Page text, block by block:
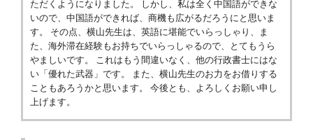
ただくようになりました。 しかし、私は全く中国語ができな
いので、中国語ができれば、商機も広がるだろうにと思いま
す。 その点、横山先生は、英語に堪能でいらっしゃり、ま
た、海外滞在経験もお持ちでいらっしゃるので、とてもうら
やましいです。 これはもう間違いなく、他の行政書士にはな
い「優れた武器」です。 また、横山先生のお力をお借りする
こともあろうかと思います。 今後とも、よろしくお願い申し
上げます。